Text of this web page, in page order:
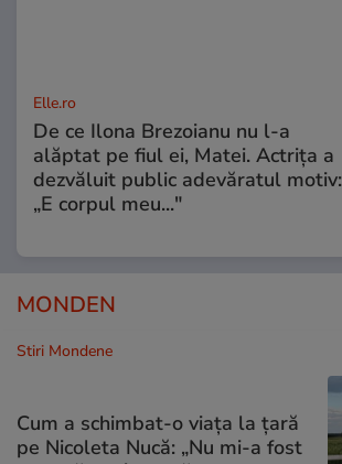
Elle.ro
De ce Ilona Brezoianu nu l-a
alăptat pe fiul ei, Matei. Actrița a
dezvăluit public adevăratul motiv:
„E corpul meu..."
MONDEN
Stiri Mondene
Cum a schimbat-o viața la țară
pe Nicoleta Nucă: „Nu mi-a fost